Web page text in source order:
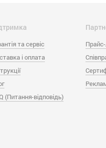
та сервіс
і оплата
(Питання-відповідь)